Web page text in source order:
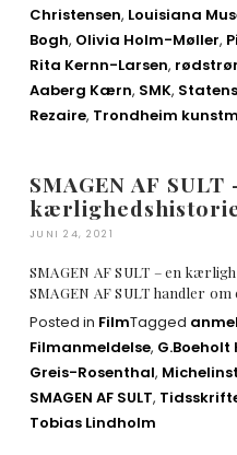
Christensen, Louisiana
Bogh, Olivia Holm-Møller,
Rita Kernn-Larsen,
Aaberg Kærn, SMK,
Rezaire, Trondheim
SMAGEN AF SULT
JUNI 24, 2021
SMAGEN AF SULT – en
SMAGEN AF SULT handler
Posted in FilmTagged
Filmanmeldelse, G.Boeholt
Greis-Rosenthal,
SMAGEN AF SULT,
Tobias Lindholm